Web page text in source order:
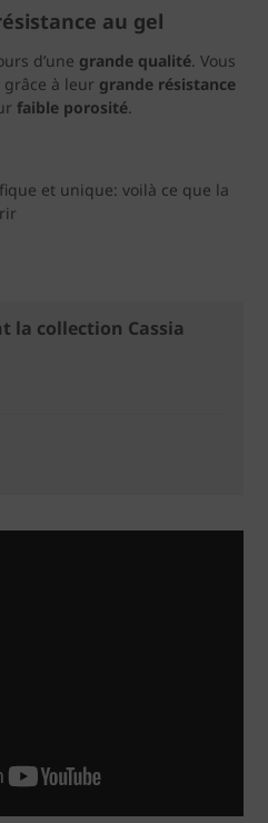
au gel
d’une grande qualité. Vous
grâce à leur grande résistance
faible porosité.
et unique: voilà ce que la
la collection Cassia